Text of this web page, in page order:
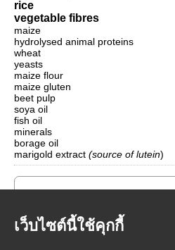
เว็บไซต์นี้ใช้คุกกี้
rice
vegetable fibres
maize
hydrolysed animal proteins
wheat
yeasts
maize flour
maize gluten
beet pulp
soya oil
fish oil
minerals
borage oil
marigold extract (source of lutein)